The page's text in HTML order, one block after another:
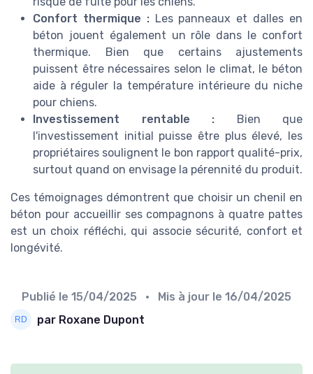
Confort thermique :Les panneaux et dalles en
béton jouent également un rôle dans le confort
thermique. Bien que certains ajustements
puissent être nécessaires selon le climat, le béton
aide à réguler la température intérieure du niche
pour chiens.
Investissement rentable : Bien que
l'investissement initial puisse être plus élevé, les
propriétaires soulignent le bon rapport qualité-prix,
surtout quand on envisage la pérennité du produit.
Ces témoignages démontrent que choisir un chenil en
béton pour accueillir ses compagnons à quatre pattes
est un choix réfléchi, qui associe sécurité, confort et
longévité.
Publié le 15/04/2025 • Mis à jour le 16/04/2025
par Roxane Dupont